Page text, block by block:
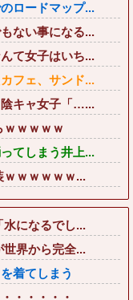
ロードマップ...
ない事になる...
て女子はいち...
フェ、サンド...
陰キャ女子「…...
ｗｗｗｗｗ
てしまう井上...
ｗｗｗｗｗｗ...
水になるでし...
世界から完全...
着てしまう